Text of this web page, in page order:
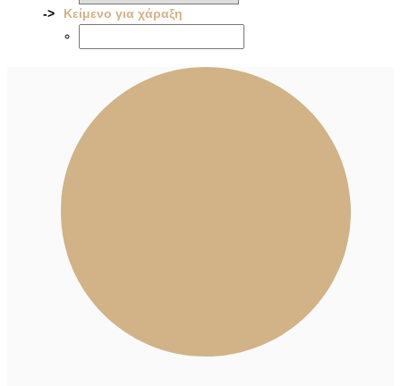
Κείμενο για χάραξη